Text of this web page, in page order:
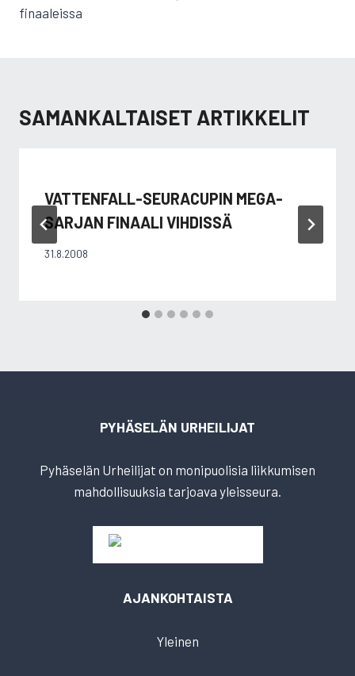
finaaleissa
SAMANKALTAISET ARTIKKELIT
VATTENFALL-SEURACUPIN MEGA-
SARJAN FINAALI VIHDISSÄ
31.8.2008
PYHÄSELÄN URHEILIJAT
Pyhäselän Urheilijat on monipuolisia liikkumisen
mahdollisuuksia tarjoava yleisseura.
AJANKOHTAISTA
Yleinen